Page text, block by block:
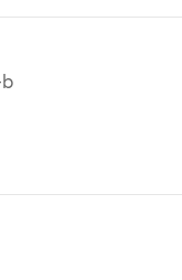
b